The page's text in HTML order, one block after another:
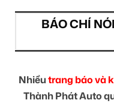
BÁO CHÍ
Nhiềutrang báo và
Thành Phát Auto